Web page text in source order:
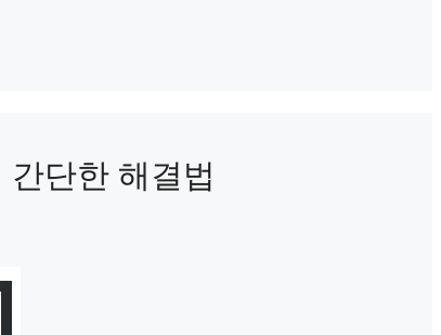
단한 해결법